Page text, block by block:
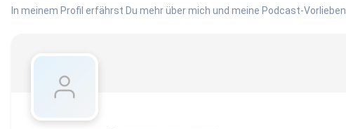
In meinem Profil erfährst Du mehr über mich und meine Podcast-Vorlieben.